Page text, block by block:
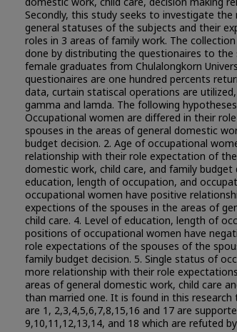
Secondly, this study seeks to investigate
general statuses of the subjects and their
roles in 3 areas of family work. The
done by distributing the questionaires to the
female graduates from Chulalongkorn
questionaires are one hundred percents
data, curtain statiscal operations are
gamma and lamda. The following
Occupational women are differed in their
spouses in the areas of general domestic
budget decision. 2. Age of occupational
relationship with their role expectation of
domestic work, child care, and family budget
education, length of occupation, and
occupational women have positive
expections of the spouses in the areas of
child care. 4. Level of education, length of
positions of occupational women have
role expectations of the spouses of the
family budget decision. 5. Single status of
more relationship with their role
areas of general domestic work, child care
than married one. It is found in this
are 1, 2,3,4,5,6,7,8,15,16 and 17 are
9,10,11,12,13,14, and 18 which are refuted